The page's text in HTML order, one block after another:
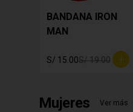
BANDANA IRON
MAN
S/ 15.00S/ 19.00
Mujeres Ver más